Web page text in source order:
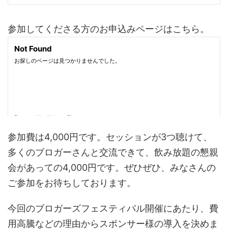
参加してくださる方のお申込みページはこちら。
参加費は4,000円です。セッションが3つ聴けて、
多くのブロガーさんと交流できて、飲み放題の懇親
会があっての4,000円です。ぜひぜひ、みなさんの
ご参加をお待ちしております。
今回のブロガーズフェスティバル開催にあたり、費
用高騰などの理由からスポンサー様の導入を決めま